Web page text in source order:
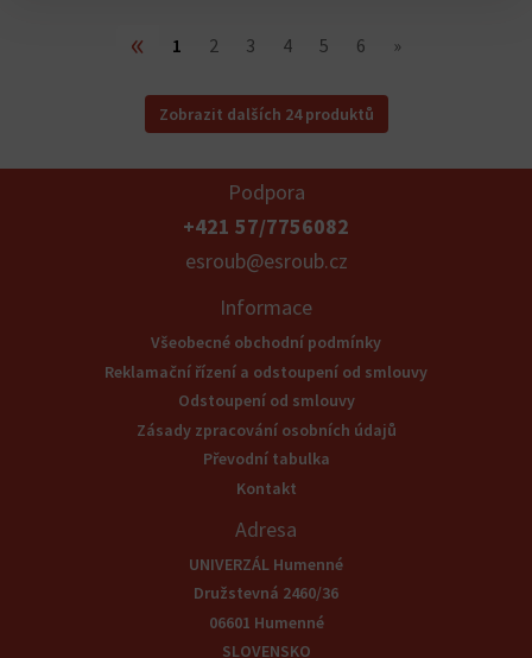
« 1 2 3 4 5 6 »
Zobrazit dalších 24 produktů
Podpora
+421 57/7756082
esroub@esroub.cz
Informace
Všeobecné obchodní podmínky
Reklamační řízení a odstoupení od smlouvy
Odstoupení od smlouvy
Zásady zpracování osobních údajů
Převodní tabulka
Kontakt
Adresa
UNIVERZÁL Humenné
Družstevná 2460/36
06601 Humenné
SLOVENSKO